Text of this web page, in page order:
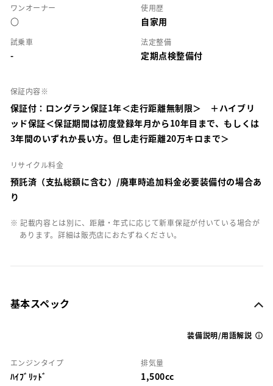
ワンオーナー
○
使用歴
自家用
試乗車
-
法定整備
定期点検整備付
保証内容※
保証付：ロングラン保証1年＜走行距離無制限＞ ＋ハイブリ
ッド保証＜保証期間は初度登録年月から10年目まで、もしくは
3年間のいずれか長い方。但し走行距離20万キロまで＞
リサイクル料金
預託済（支払総額に含む）/廃車時追加料金必要装備付の場合あ
り
※ 記載内容とは別に、距離・年式に応じて新車保証が付いている場合が
あります。詳細は販売店におたずねください。
基本スペック
装備説明/用語解説
エンジンタイプ
ﾊｲﾌﾞﾘｯﾄﾞ
排気量
1,500cc